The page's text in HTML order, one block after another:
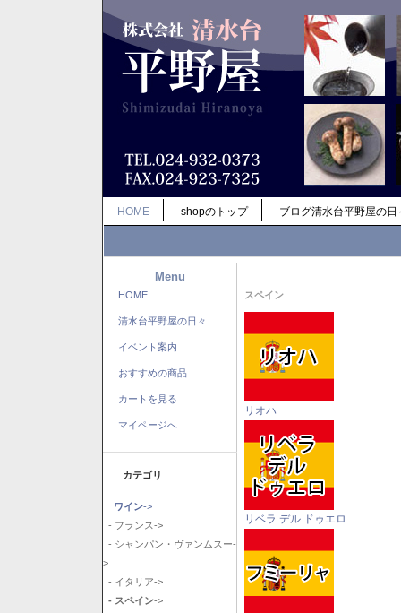
HOME shopのトップ ブログ清水台平野屋の日
Menu
HOME
清水台平野屋の日々
イベント案内
おすすめの商品
カートを見る
マイページへ
カテゴリ
ワイン->
- フランス->
- シャンパン・ヴァンムスー-
>
- イタリア->
- スペイン->
スペイン
リオハ
リベラ デル ドゥエロ